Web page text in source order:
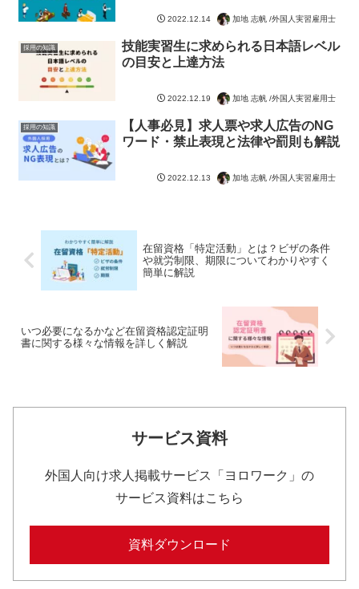
2022.12.14 加地 志帆 /外国人実習雇用士
採用の知識
技能実習生に求められる日本語レベル
の目安と上達方法
2022.12.19 加地 志帆 /外国人実習雇用士
採用の知識
【人事必見】求人票や求人広告のNG
ワード・禁止表現と法律や罰則も解説
2022.12.13 加地 志帆 /外国人実習雇用士
在留資格「特定活動」とは？ビザの条件
や就労制限、期限についてわかりやすく
簡単に解説
いつ必要になるかなど在留資格認定証明
書に関する様々な情報を詳しく解説
サービス資料
外国人向け求人掲載サービス「ヨロワーク」の
サービス資料はこちら
資料ダウンロード